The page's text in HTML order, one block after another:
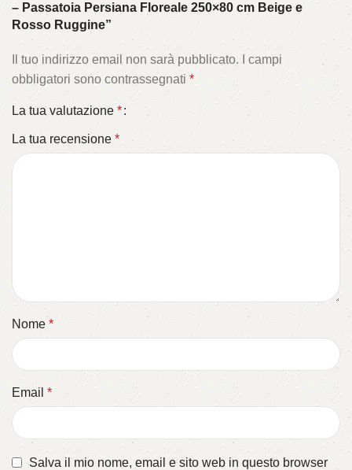
– Passatoia Persiana Floreale 250×80 cm Beige e
Rosso Ruggine”
Il tuo indirizzo email non sarà pubblicato.
I campi
obbligatori sono contrassegnati *
La tua valutazione *
La tua recensione *
Nome *
Email *
Salva il mio nome, email e sito web in questo browser